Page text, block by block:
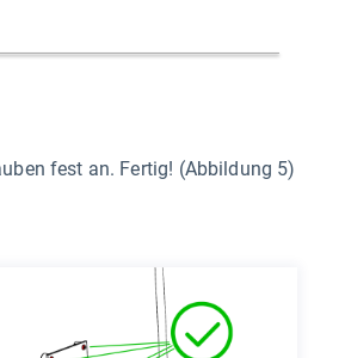
fest an. Fertig! (Abbildung 5)